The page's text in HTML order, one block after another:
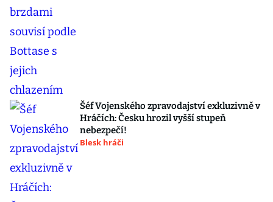
Šéf Vojenského zpravodajství exkluzivně v
Hráčích: Česku hrozil vyšší stupeň
nebezpečí!
Blesk hráči